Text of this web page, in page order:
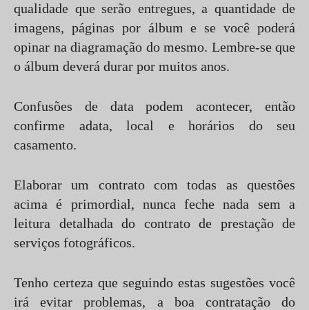
qualidade que serão entregues, a quantidade de
imagens, páginas por álbum e se você poderá
opinar na diagramação do mesmo. Lembre-se que
o álbum deverá durar por muitos anos.
Confusões de data podem acontecer, então
confirme adata, local e horários do seu
casamento.
Elaborar um contrato com todas as questões
acima é primordial, nunca feche nada sem a
leitura detalhada do contrato de prestação de
serviços fotográficos.
Tenho certeza que seguindo estas sugestões você
irá evitar problemas, a boa contratação do